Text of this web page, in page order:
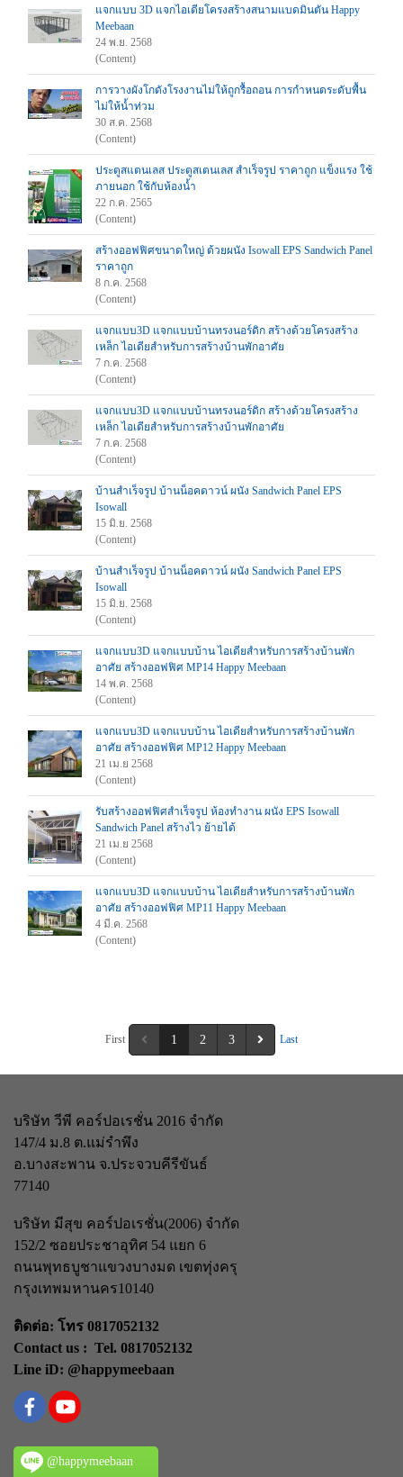
แจกแบบ 3D แจกไอเดียโครงสร้างสนามแบดมินตัน Happy
Meebaan
24 พ.ย. 2568
(Content)
การวางผังโกดังโรงงานไม่ให้ถูกรื้อถอน การกำหนดระดับพื้น
ไม่ให้น้ำท่วม
30 ส.ค. 2568
(Content)
ประตูสแตนเลส ประตูสเตนเลส สำเร็จรูป ราคาถูก แข็งแรง ใช้
ภายนอก ใช้กับห้องน้ำ
22 ก.ค. 2565
(Content)
สร้างออฟฟิศขนาดใหญ่ ด้วยผนัง Isowall EPS Sandwich Panel
ราคาถูก
8 ก.ค. 2568
(Content)
แจกแบบ3D แจกแบบบ้านทรงนอร์ดิก สร้างด้วยโครงสร้าง
เหล็ก ไอเดียสำหรับการสร้างบ้านพักอาศัย
7 ก.ค. 2568
(Content)
แจกแบบ3D แจกแบบบ้านทรงนอร์ดิก สร้างด้วยโครงสร้าง
เหล็ก ไอเดียสำหรับการสร้างบ้านพักอาศัย
7 ก.ค. 2568
(Content)
บ้านสำเร็จรูป บ้านน็อคดาวน์ ผนัง Sandwich Panel EPS
Isowall
15 มิ.ย. 2568
(Content)
บ้านสำเร็จรูป บ้านน็อคดาวน์ ผนัง Sandwich Panel EPS
Isowall
15 มิ.ย. 2568
(Content)
แจกแบบ3D แจกแบบบ้าน ไอเดียสำหรับการสร้างบ้านพัก
อาศัย สร้างออฟฟิศ MP14 Happy Meebaan
14 พ.ค. 2568
(Content)
แจกแบบ3D แจกแบบบ้าน ไอเดียสำหรับการสร้างบ้านพัก
อาศัย สร้างออฟฟิศ MP12 Happy Meebaan
21 เม.ย 2568
(Content)
รับสร้างออฟฟิศสำเร็จรูป ห้องทำงาน ผนัง EPS Isowall
Sandwich Panel สร้างไว ย้ายได้
21 เม.ย 2568
(Content)
แจกแบบ3D แจกแบบบ้าน ไอเดียสำหรับการสร้างบ้านพัก
อาศัย สร้างออฟฟิศ MP11 Happy Meebaan
4 มี.ค. 2568
(Content)
First 1 2 3 Last
บริษัท วีพี คอร์ปอเรชั่น 2016 จำกัด
147/4 ม.8 ต.แม่รำพึง
อ.บางสะพาน จ.ประจวบคีรีขันธ์
77140
บริษัท มีสุข คอร์ปอเรชั่น(2006) จำกัด
152/2 ซอยประชาอุทิศ 54 แยก 6
ถนนพุทธบูชาแขวงบางมด เขตทุ่งครุ
กรุงเทพมหานคร10140
ติดต่อ: โทร 0817052132
Contact us : Tel. 0817052132
Line iD: @happymeebaan
@happymeebaan